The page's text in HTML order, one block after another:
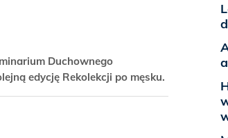
Duchownego
edycję Rekolekcji po męsku.